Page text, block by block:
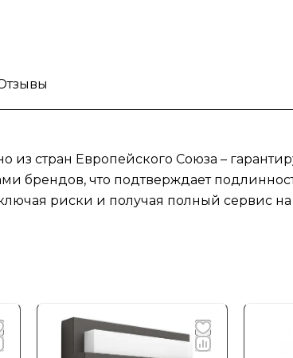
стран Европейского Союза –
брендов, что подтверждает
риски и получая полный сервис